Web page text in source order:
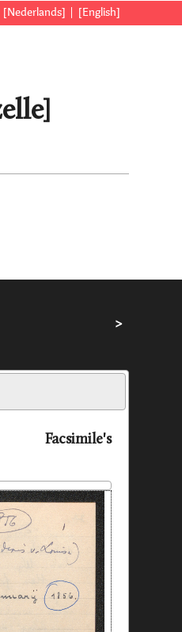
[Nederlands] [English]
>
Facsimile's